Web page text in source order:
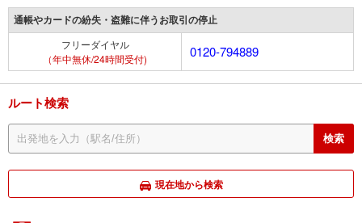
通帳やカードの紛失・盗難に伴うお取引の停止
フリーダイヤル
（年中無休/24時間受付)
0120-794889
ルート検索
現在地から検索